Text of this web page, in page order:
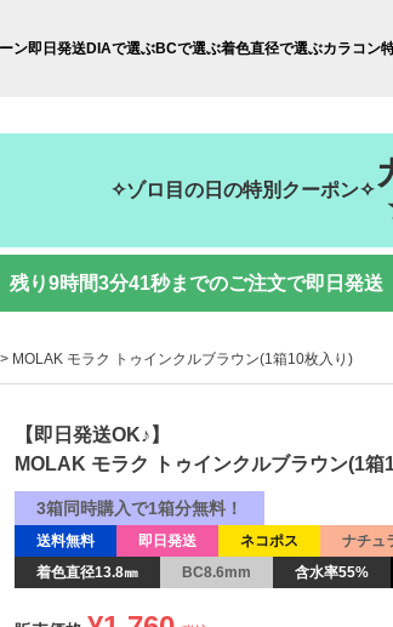
ン即日発送DIAで選ぶBCで選ぶ着色直径で選ぶカラコン
✧ゾロ目の日の特別クーポン✧
残り9時間3分40秒までのご注文で即日発送
MOLAK モラク トゥインクルブラウン(1箱10枚入り)
【即日発送OK♪】
MOLAK モラク トゥインクルブラウン(1箱
送料無料 即日発送 ネコポス ナチュ
着色直径13.8㎜
BC8.6mm 含水率55%
3箱同時購入で1箱分無料！